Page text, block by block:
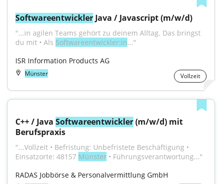
Softwareentwickler Java / Javascript (m/w/d)
"...in agilen Teams gehört zu deinem Alltag. Das bringst
du mit • Als Softwareentwickler:in..."
ISR Information Products AG
Münster Vollzeit
C++ / Java Softwareentwickler (m/w/d) mit
Berufspraxis
"...Vollzeit • Befristung: Unbefristete Beschäftigung •
Einsatzorte: 48157 Münster • Führungsverantwortung..."
RADAS Jobbörse & Personalvermittlung GmbH